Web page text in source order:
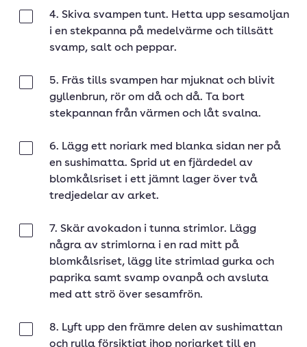
4. Skiva svampen tunt. Hetta upp sesamoljan
i en stekpanna på medelvärme och tillsätt
svamp, salt och peppar.
5. Fräs tills svampen har mjuknat och blivit
gyllenbrun, rör om då och då. Ta bort
stekpannan från värmen och låt svalna.
6. Lägg ett noriark med blanka sidan ner på
en sushimatta. Sprid ut en fjärdedel av
blomkålsriset i ett jämnt lager över två
tredjedelar av arket.
7. Skär avokadon i tunna strimlor. Lägg
några av strimlorna i en rad mitt på
blomkålsriset, lägg lite strimlad gurka och
paprika samt svamp ovanpå och avsluta
med att strö över sesamfrön.
8. Lyft upp den främre delen av sushimattan
och rulla försiktigt ihop noriarket till en